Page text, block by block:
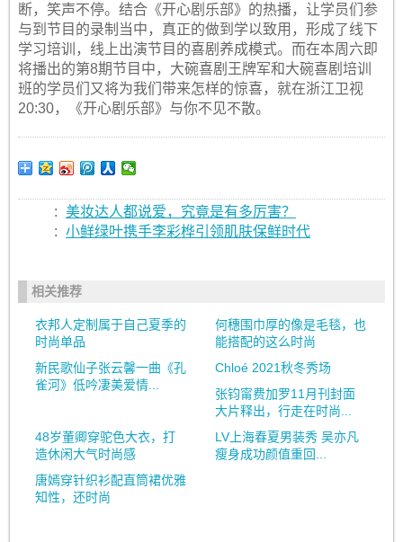
断，笑声不停。结合《开心剧乐部》的热播，让学员们参
与到节目的录制当中，真正的做到学以致用，形成了线下
学习培训，线上出演节目的喜剧养成模式。而在本周六即
将播出的第8期节目中，大碗喜剧王牌军和大碗喜剧培训
班的学员们又将为我们带来怎样的惊喜，就在浙江卫视
20:30，《开心剧乐部》与你不见不散。
: 美妆达人都说爱，究竟是有多厉害？
: 小鲜绿叶携手李彩桦引领肌肤保鲜时代
相关推荐
衣邦人定制属于自己夏季的
时尚单品
何穗围巾厚的像是毛毯，也
能搭配的这么时尚
新民歌仙子张云馨一曲《孔
雀河》低吟凄美爱情...
Chloé 2021秋冬秀场
张钧甯费加罗11月刊封面
大片释出，行走在时尚...
48岁董卿穿驼色大衣，打
造休闲大气时尚感
LV上海春夏男装秀 吴亦凡
瘦身成功颜值重回...
唐嫣穿针织衫配直筒裙优雅
知性，还时尚